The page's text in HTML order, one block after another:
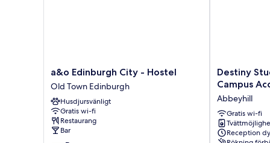
a&o
Edinburgh
City
-
Hostel
Old
Town
a&o Edinburgh City - Hostel
Old Town Edinburgh
Husdjursvänligt
Gratis wi-fi
Restaurang
Bar
Destiny
Student
Holyrood
-
Campus
Abbeyhill
Destiny
Campus
Abbeyhill
Gratis wi-fi
Reception